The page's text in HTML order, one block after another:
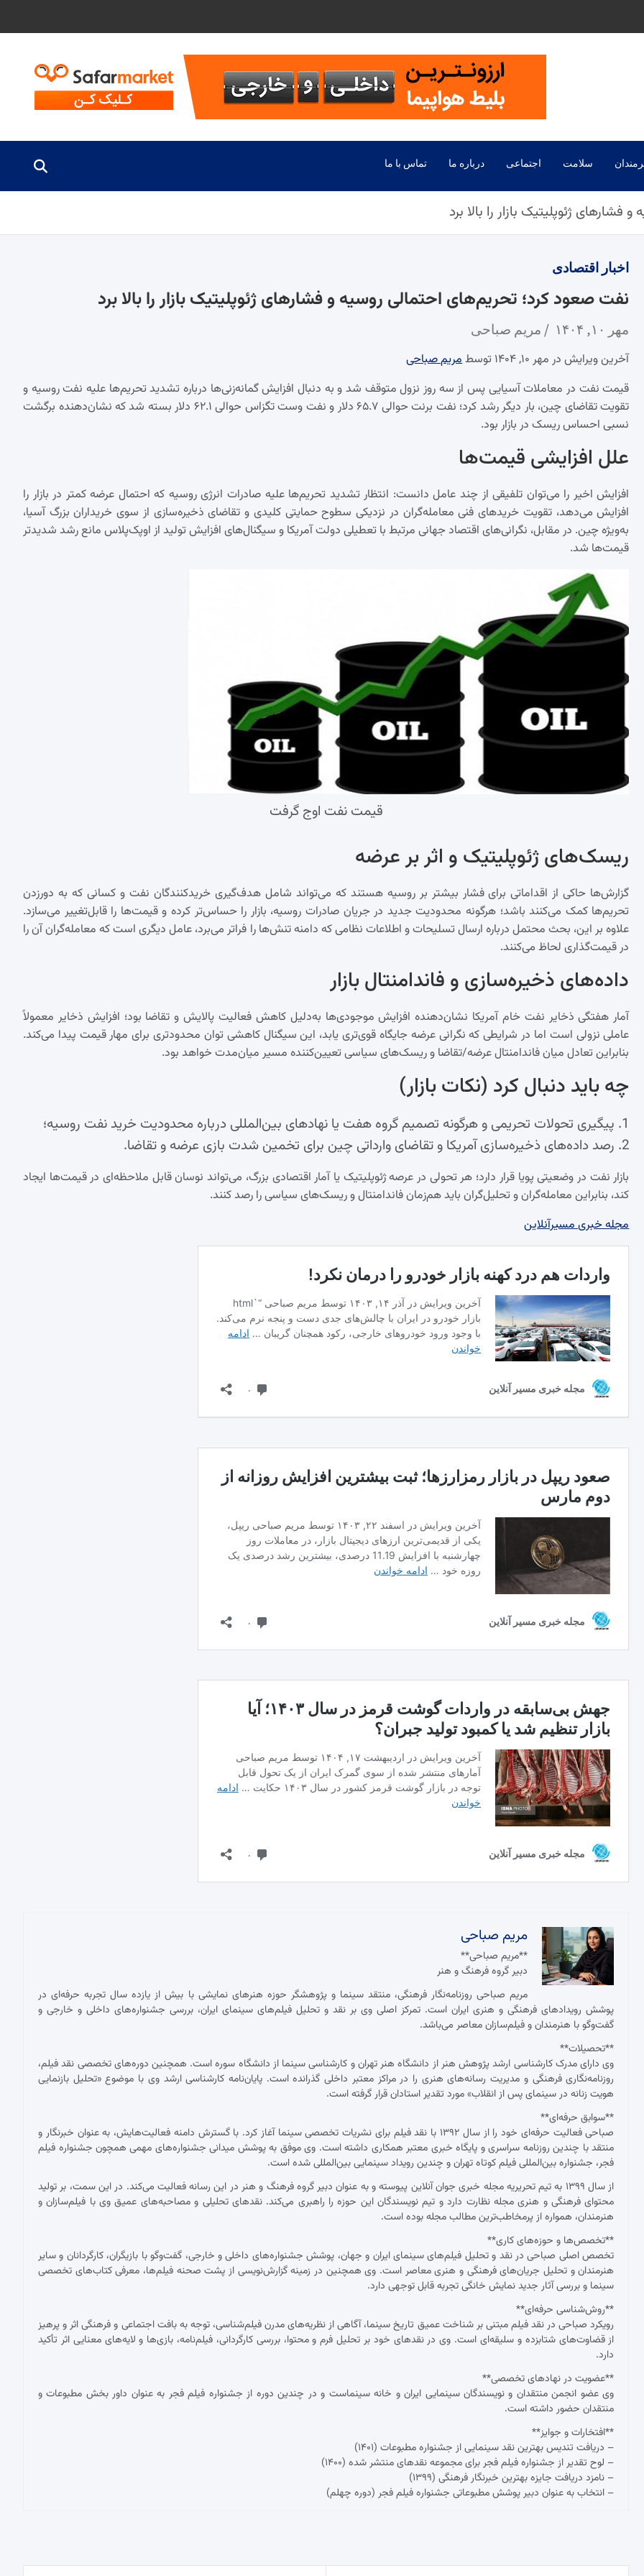
سلامت اجتماعی درباره ما تماس با ما
ژئوپلیتیک بازار را بالا برد
اخبار اقتصادی
نفت صعود کرد؛ تحریم‌های احتمالی روسیه و فشارهای ژئوپلیتیک بازار را بالا برد
مهر ۱۰, ۱۴۰۴ مریم صباحی
آخرین ویرایش در مهر ۱۰, ۱۴۰۴ توسط
مریم صباحی
قیمت نفت در معاملات آسیایی پس از سه روز نزول متوقف شد و به دنبال افزایش گمانه‌زنی‌ها درباره تشدید تحریم‌ها علیه نفت روسیه و
تقویت تقاضای چین، بار دیگر رشد کرد؛ نفت برنت حوالی ۶۵.۷ دلار و نفت وست تگزاس حوالی ۶۲.۱ دلار بسته شد که نشان‌دهنده برگشت
نسبی احساس ریسک در بازار بود.
علل افزایشی قیمت‌ها
افزایش اخیر را می‌توان تلفیقی از چند عامل دانست: انتظار تشدید تحریم‌ها علیه صادرات انرژی روسیه که احتمال عرضه کمتر در بازار را
افزایش می‌دهد، تقویت خریدهای فنی معامله‌گران در نزدیکی سطوح حمایتی کلیدی و تقاضای ذخیره‌سازی از سوی خریداران بزرگ آسیا،
به‌ویژه چین. در مقابل، نگرانی‌های اقتصاد جهانی مرتبط با تعطیلی دولت آمریکا و سیگنال‌های افزایش تولید از اوپک‌پلاس مانع رشد شدیدتر
قیمت‌ها شد.
قیمت نفت اوج گرفت
ریسک‌های ژئوپلیتیک و اثر بر عرضه
گزارش‌ها حاکی از اقداماتی برای فشار بیشتر بر روسیه هستند که می‌تواند شامل هدف‌گیری خریدکنندگان نفت و کسانی که به دورزدن
تحریم‌ها کمک می‌کنند باشد؛ هرگونه محدودیت جدید در جریان صادرات روسیه، بازار را حساس‌تر کرده و قیمت‌ها را قابل‌تغییر می‌سازد.
علاوه بر این، بحث محتمل درباره ارسال تسلیحات و اطلاعات نظامی که دامنه تنش‌ها را فراتر می‌برد، عامل دیگری است که معامله‌گران آن را
در قیمت‌گذاری لحاظ می‌کنند.
داده‌های ذخیره‌سازی و فاندامنتال بازار
آمار هفتگی ذخایر نفت خام آمریکا نشان‌دهنده افزایش موجودی‌ها به‌دلیل کاهش فعالیت پالایش و تقاضا بود؛ افزایش ذخایر معمولاً
عاملی نزولی است اما در شرایطی که نگرانی عرضه جایگاه قوی‌تری یابد، این سیگنال کاهشی توان محدودتری برای مهار قیمت پیدا می‌کند.
بنابراین تعادل میان فاندامنتال عرضه/تقاضا و ریسک‌های سیاسی تعیین‌کننده مسیر میان‌مدت خواهد بود.
چه باید دنبال کرد (نکات بازار)
پیگیری تحولات تحریمی و هرگونه تصمیم گروه هفت یا نهادهای بین‌المللی درباره محدودیت خرید نفت روسیه؛
رصد داده‌های ذخیره‌سازی آمریکا و تقاضای وارداتی چین برای تخمین شدت بازی عرضه و تقاضا.
بازار نفت در وضعیتی پویا قرار دارد؛ هر تحولی در عرصه ژئوپلیتیک یا آمار اقتصادی بزرگ، می‌تواند نوسان قابل ملاحظه‌ای در قیمت‌ها ایجاد
کند، بنابراین معامله‌گران و تحلیل‌گران باید هم‌زمان فاندامنتال و ریسک‌های سیاسی را رصد کنند.
مجله خبری مسیرآنلاین
مریم صباحی
**مریم صباحی**
دبیر گروه فرهنگ و هنر
مریم صباحی روزنامه‌نگار فرهنگی، منتقد سینما و پژوهشگر حوزه هنرهای نمایشی با بیش از یازده سال تجربه حرفه‌ای در
پوشش رویدادهای فرهنگی و هنری ایران است. تمرکز اصلی وی بر نقد و تحلیل فیلم‌های سینمای ایران، بررسی جشنواره‌های داخلی و خارجی و
گفت‌وگو با هنرمندان و فیلم‌سازان معاصر می‌باشد.
**تحصیلات**
وی دارای مدرک کارشناسی ارشد پژوهش هنر از دانشگاه هنر تهران و کارشناسی سینما از دانشگاه سوره است. همچنین دوره‌های تخصصی نقد فیلم،
روزنامه‌نگاری فرهنگی و مدیریت رسانه‌های هنری را در مراکز معتبر داخلی گذرانده است. پایان‌نامه کارشناسی ارشد وی با موضوع «تحلیل بازنمایی
هویت زنانه در سینمای پس از انقلاب» مورد تقدیر استادان قرار گرفته است.
**سوابق حرفه‌ای**
صباحی فعالیت حرفه‌ای خود را از سال ۱۳۹۲ با نقد فیلم برای نشریات تخصصی سینما آغاز کرد. با گسترش دامنه فعالیت‌هایش، به عنوان خبرنگار و
منتقد با چندین روزنامه سراسری و پایگاه خبری معتبر همکاری داشته است. وی موفق به پوشش میدانی جشنواره‌های مهمی همچون جشنواره فیلم
فجر، جشنواره بین‌المللی فیلم کوتاه تهران و چندین رویداد سینمایی بین‌المللی شده است.
از سال ۱۳۹۹ به تیم تحریریه مجله خبری جوان آنلاین پیوسته و به عنوان دبیر گروه فرهنگ و هنر در این رسانه فعالیت می‌کند. در این سمت، بر تولید
محتوای فرهنگی و هنری مجله نظارت دارد و تیم نویسندگان این حوزه را راهبری می‌کند. نقدهای تحلیلی و مصاحبه‌های عمیق وی با فیلم‌سازان و
هنرمندان، همواره از پرمخاطب‌ترین مطالب مجله بوده است.
**تخصص‌ها و حوزه‌های کاری**
تخصص اصلی صباحی در نقد و تحلیل فیلم‌های سینمای ایران و جهان، پوشش جشنواره‌های داخلی و خارجی، گفت‌وگو با بازیگران، کارگردانان و سایر
هنرمندان و تحلیل جریان‌های فرهنگی و هنری معاصر است. وی همچنین در زمینه گزارش‌نویسی از پشت صحنه فیلم‌ها، معرفی کتاب‌های تخصصی
سینما و بررسی آثار جدید نمایش خانگی تجربه قابل توجهی دارد.
**روش‌شناسی حرفه‌ای**
رویکرد صباحی در نقد فیلم مبتنی بر شناخت عمیق تاریخ سینما، آگاهی از نظریه‌های مدرن فیلم‌شناسی، توجه به بافت اجتماعی و فرهنگی اثر و پرهیز
از قضاوت‌های شتابزده و سلیقه‌ای است. وی در نقدهای خود بر تحلیل فرم و محتوا، بررسی کارگردانی، فیلم‌نامه، بازی‌ها و لایه‌های معنایی اثر تأکید
دارد.
**عضویت در نهادهای تخصصی**
وی عضو انجمن منتقدان و نویسندگان سینمایی ایران و خانه سینماست و در چندین دوره از جشنواره فیلم فجر به عنوان داور بخش مطبوعات و
منتقدان حضور داشته است.
**افتخارات و جوایز**
– دریافت تندیس بهترین نقد سینمایی از جشنواره مطبوعات (۱۴۰۱)
– لوح تقدیر از جشنواره فیلم فجر برای مجموعه نقدهای منتشر شده (۱۴۰۰)
– نامزد دریافت جایزه بهترین خبرنگار فرهنگی (۱۳۹۹)
– انتخاب به عنوان دبیر پوشش مطبوعاتی جشنواره فیلم فجر (دوره چهلم)